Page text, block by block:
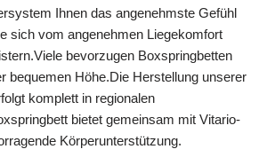
Ihnen das angenehmste Gefühl
sich vom angenehmen Liegekomfort
bevorzugen Boxspringbetten
bequemen Höhe.Die Herstellung unserer
komplett in regionalen
bietet gemeinsam mit Vitario-
Körperunterstützung.